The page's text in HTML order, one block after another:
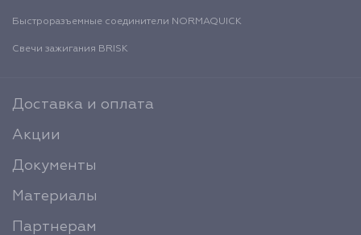
Быстроразъемные соединители NORMAQUICK
Свечи зажигания BRISK
Доставка и оплата
Акции
Документы
Материалы
Партнерам